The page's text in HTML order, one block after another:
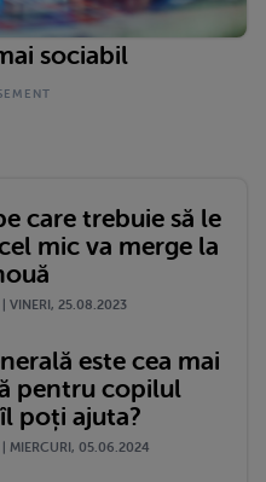
sociabil
care trebuie să le
mic va merge la
| VINERI, 25.08.2023
este cea mai
pentru copilul
poți ajuta?
| MIERCURI, 05.06.2024